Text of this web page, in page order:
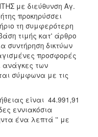
με διεύθυνση Αγ.
προκηρύσσει
τη συμφερότερη
τιμής κατ' άρθρο
συντήρηση δικτύων
προσφορές
ανάγκες των
σύμφωνα με τις
είναι 44.991,91
εννιακόσια
ένα λεπτά '' με